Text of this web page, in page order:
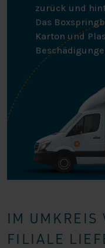
zurück und
Das
Karton und
IM UMKREIS
FILIALE